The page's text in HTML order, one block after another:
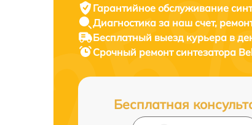
Гарантийное обслуживание
Диагностика за наш счет,
Бесплатный выезд курьера в
Срочный ремонтсинтезатора
Бесплатная